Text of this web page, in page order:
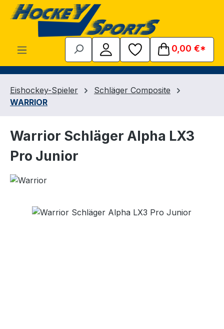
Zum Hauptinhalt springen
0,00 €*
Eishockey-Spieler
Schläger Composite
WARRIOR
Warrior Schläger Alpha LX3
Pro Junior
Bildergalerie überspringen